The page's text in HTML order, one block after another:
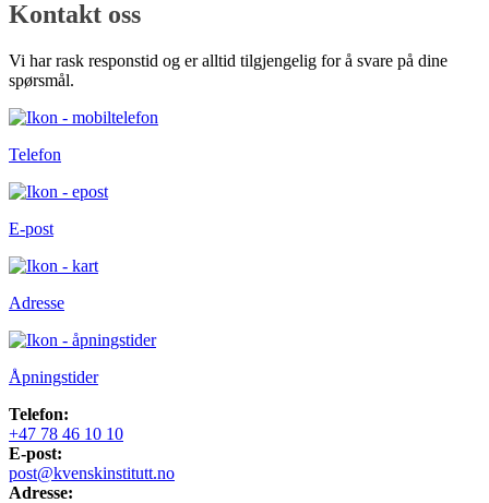
Kontakt oss
Vi har rask responstid og er alltid tilgjengelig for å svare på dine
spørsmål.
Telefon
E-post
Adresse
Åpningstider
Telefon:
+47 78 46 10 10
E-post:
post@kvenskinstitutt.no
Adresse: